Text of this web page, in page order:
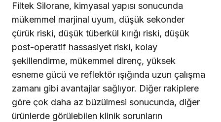
Filtek Silorane, kimyasal yapısı sonucunda
mükemmel marjinal uyum, düşük sekonder
çürük riski, düşük tüberkül kırığı riski, düşük
post-operatif hassasiyet riski, kolay
şekillendirme, mükemmel direnç, yüksek
esneme gücü ve reflektör ışığında uzun çalışma
zamanı gibi avantajlar sağlıyor. Diğer rakiplere
göre çok daha az büzülmesi sonucunda, diğer
ürünlerde görülebilen klinik sorunların